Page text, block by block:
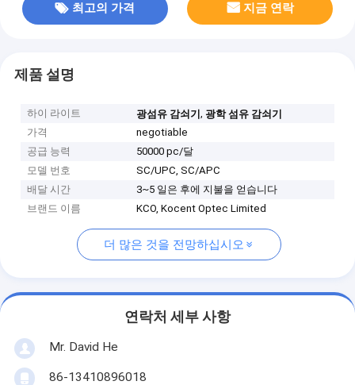
최고의 가격 지금 연락
제품 설명
하이 라이트 광섬유 감쇠기, 광학 섬유 감쇠기
가격
negotiable
공급 능력
50000 pc/달
모델 번호
SC/UPC, SC/APC
배달 시간
3~5 일은 후에 지불을 얻습니다
브랜드 이름
KCO, Kocent Optec Limited
더 많은 것을 전망하십시오
연락처 세부 사항
Mr. David He
86-13410896018